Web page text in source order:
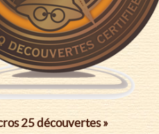
25 découvertes »